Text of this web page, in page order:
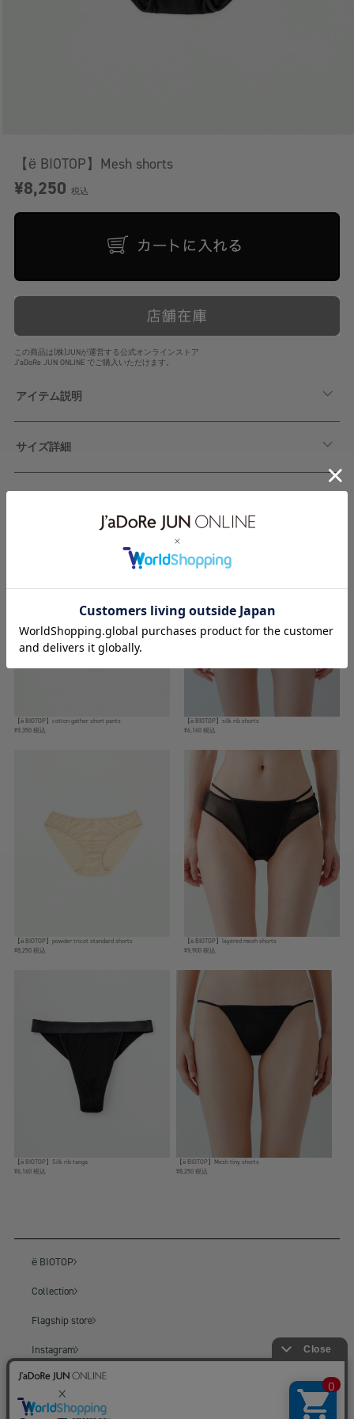
【ё BIOTOP】Mesh shorts
¥8,250 税込
この商品は(株)JUNが運営する公式オンラインストア
J'aDoRe JUN ONLINE でご購入いただけます。
アイテム説明
サイズ詳細
【ё BIOTOP】cotton gather short pants
¥9,350 税込
【ё BIOTOP】silk rib shorts
¥6,160 税込
【ё BIOTOP】powder tricot standard shorts
¥8,250 税込
【ё BIOTOP】layered mesh shorts
¥9,900 税込
【ё BIOTOP】Silk rib tanga
¥6,160 税込
【ё BIOTOP】Mesh tiny shorts
¥8,250 税込
ё BIOTOP
Collection
Flagship store
Instagram
BIOTOP
BIOTOP ONLINE